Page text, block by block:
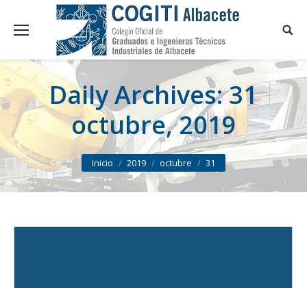
Daily Archives:31
octubre, 2019
You are here:
Inicio 2019 octubre 31